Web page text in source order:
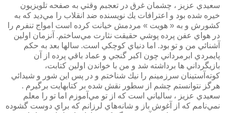
سعيدي عزيز ، چشمان غرق در تعجبم وقتي به صفحه تلويزيون
خيره شده بود و اعترافات يك نويسنده ضد انقلاب را مي‌ديد كه به
كشورش و به « هويت » مردمش خيانت كرده است امواج تنفرم را
در هواي عفن پرده پوشي حقيقت نثارت مي‌ساختم. آنزمان اولين
آشنائي من و تو بود. اما دنياي كوچكي است. سالها بعد به حكم
پايمردي ابرمرداني چون اكبر گنجي و عماد باقي پرده از آن
بازيگرداني ها برداشته شد و من با خواندن اولين كتابت،
كوته‌آستينان سرزمينم را نيك شناختم و در پس اين شور و شيدائي
هرگز نتوانستم چشم از سطور نقش شده بر كتابهايت برگيرم .
سعيدي عزيز ، سالياني است كه از تو مي‌آموزم اما تو را معلم
نمي‌نامم كه از آغوش باز و شانه‌هاي لرزانم كه براي دوست گشوده